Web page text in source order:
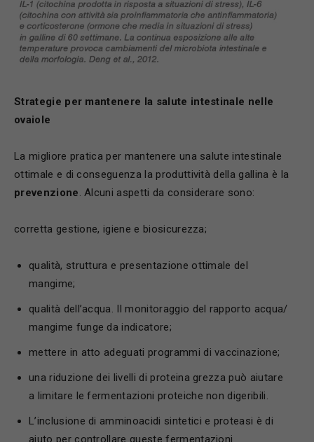
Strategie per mantenere la salute intestinale nelle
ovaiole
La migliore pratica per mantenere una salute intestinale
ottimale e di conseguenza la produttività della gallina è la
prevenzione. Alcuni aspetti da considerare sono:
corretta gestione, igiene e biosicurezza;
qualità, struttura e presentazione ottimale del
mangime;
qualità dell’acqua. Il monitoraggio del rapporto acqua/
mangime funge da indicatore;
mettere in atto adeguati programmi di vaccinazione;
una riduzione dei livelli di proteina grezza può aiutare
a limitare le fermentazioni proteiche non digeribili.
L’inclusione di amminoacidi sintetici e proteasi è di
aiuto per controllare queste fermentazioni